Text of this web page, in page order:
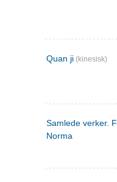
Quan ji (kinesisk)
Samlede verker.
Norma